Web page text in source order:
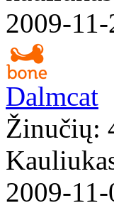
2009-
Dalmcat
Žinučių:
2009-